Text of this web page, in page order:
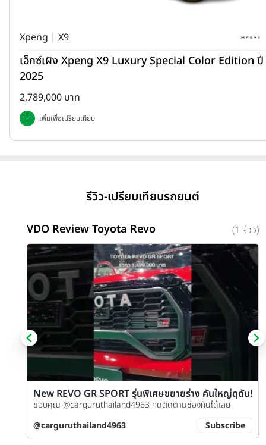
Xpeng | X9
เอ็กซ์เผิง Xpeng X9 Luxury Special Color Edition ปี
2025
2,789,000 บาท
เพิ่มเพื่อเปรียบเทียบ
รีวิว-เปรียบเทียบรถยนต์
VDO Review Toyota Revo (1 รีวิว)
New REVO GR SPORT รุ่นพิเศษขยายร่าง คันใหญ่ดุดัน!
ขอบคุณ @carguruthailand4963 กดติดตามช่องกันได้เลย
@carguruthailand4963
Subscribe